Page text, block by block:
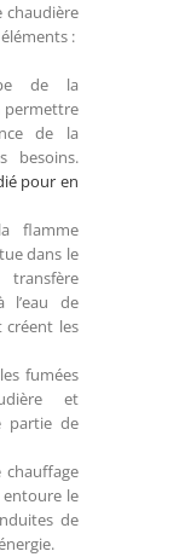
chaudière
:
de la
permettre
de la
besoins.
pour en
flamme
dans le
l’eau de
créent les
fumées
et
partie de
chauffage
le
de